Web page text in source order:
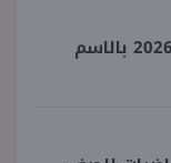
معرفة نتيجة 3 ثانوي 2026 بالاسم